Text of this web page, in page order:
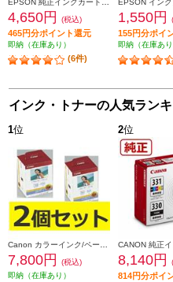
4,650円 (税込)
465円分ポイント還元
即納（在庫あり）
(6件)
1,550円
155円分ポイ
即納（在庫あり
インク・トナーの人気ラン
1位
7,800円
(税込)
即納（在庫あり）
2位
8,140円
814円分ポイ